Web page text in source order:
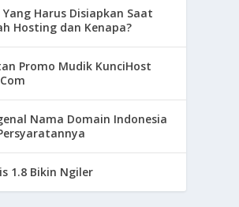
Harus Disiapkan Saat
Hosting dan Kenapa?
Promo Mudik KunciHost
Nama Domain Indonesia
1.8 Bikin Ngiler